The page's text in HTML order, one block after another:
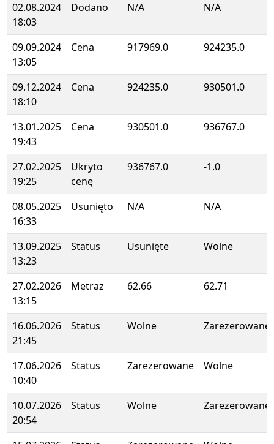
02.08.2024
18:03
Dodano N/A N/A
09.09.2024
13:05
Cena 917969.0 924235.0
09.12.2024
18:10
Cena 924235.0 930501.0
13.01.2025
19:43
Cena 930501.0 936767.0
27.02.2025
19:25
Ukryto
cenę
936767.0 -1.0
08.05.2025
16:33
Usunięto N/A N/A
13.09.2025
13:23
Status Usunięte Wolne
27.02.2026
13:15
Metraz 62.66 62.71
16.06.2026
21:45
Status Wolne Zarezerowane
17.06.2026
10:40
Status Zarezerowane Wolne
10.07.2026
20:54
Status Wolne Zarezerowane